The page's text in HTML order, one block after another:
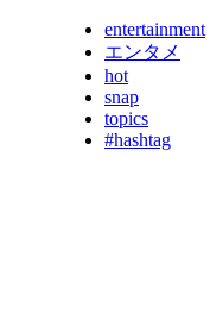
entertainment
エンタメ
hot
snap
topics
#hashtag